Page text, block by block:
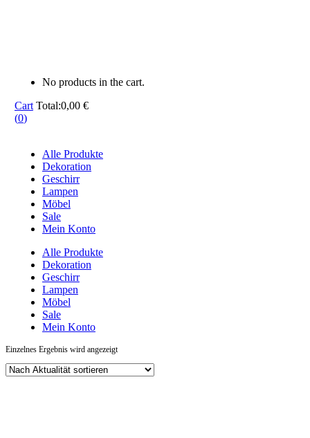
No products in the cart.
Cart Total:0,00 €
(0)
Alle Produkte
Dekoration
Geschirr
Lampen
Möbel
Sale
Mein Konto
Alle Produkte
Dekoration
Geschirr
Lampen
Möbel
Sale
Mein Konto
Einzelnes Ergebnis wird angezeigt